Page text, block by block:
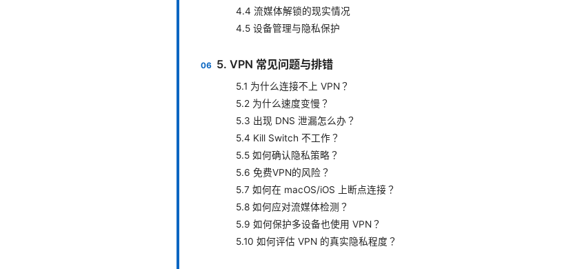
4.4 流媒体解锁的现实情况
4.5 设备管理与隐私保护
5. VPN 常见问题与排错
5.1 为什么连接不上 VPN？
5.2 为什么速度变慢？
5.3 出现 DNS 泄漏怎么办？
5.4 Kill Switch 不工作？
5.5 如何确认隐私策略？
5.6 免费VPN的风险？
5.7 如何在 macOS/iOS 上断点连接？
5.8 如何应对流媒体检测？
5.9 如何保护多设备也使用 VPN？
5.10 如何评估 VPN 的真实隐私程度？